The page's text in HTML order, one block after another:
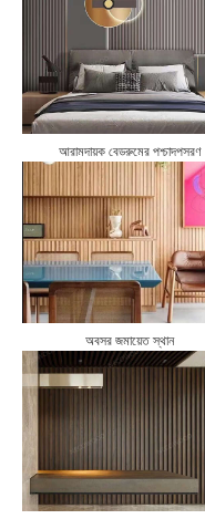
আরামদায়ক বেডরুমের পশ্চাদপসরণ
অবসর জমায়েত স্থান